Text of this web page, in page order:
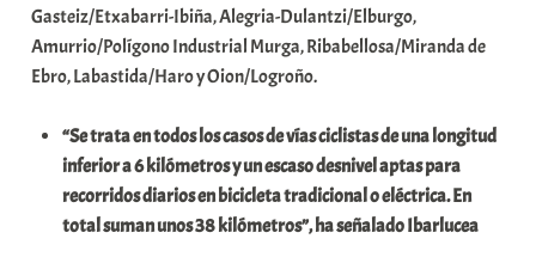
Gasteiz/Etxabarri-Ibiña, Alegria-Dulantzi/Elburgo,
Amurrio/Polígono Industrial Murga, Ribabellosa/Miranda de
Ebro, Labastida/Haro y Oion/Logroño.
“Se trata en todos los casos de vías ciclistas de una longitud
inferior a 6 kilómetros y un escaso desnivel aptas para
recorridos diarios en bicicleta tradicional o eléctrica. En
total suman unos 38 kilómetros”, ha señalado Ibarlucea